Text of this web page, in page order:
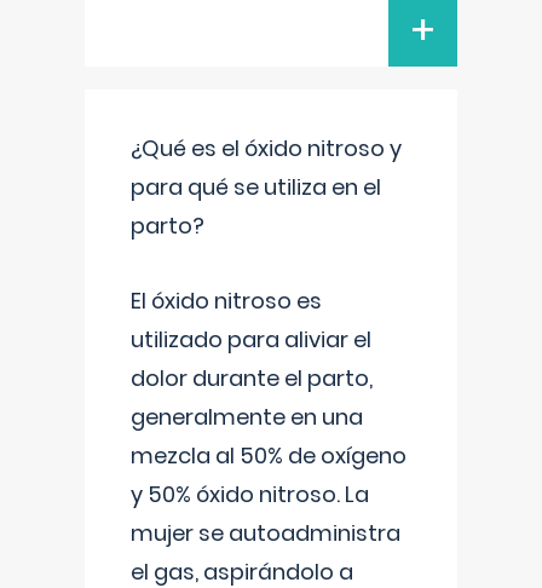
+
¿Qué es el óxido nitroso y
para qué se utiliza en el
parto?
El óxido nitroso es
utilizado para aliviar el
dolor durante el parto,
generalmente en una
mezcla al 50% de oxígeno
y 50% óxido nitroso. La
mujer se autoadministra
el gas, aspirándolo a